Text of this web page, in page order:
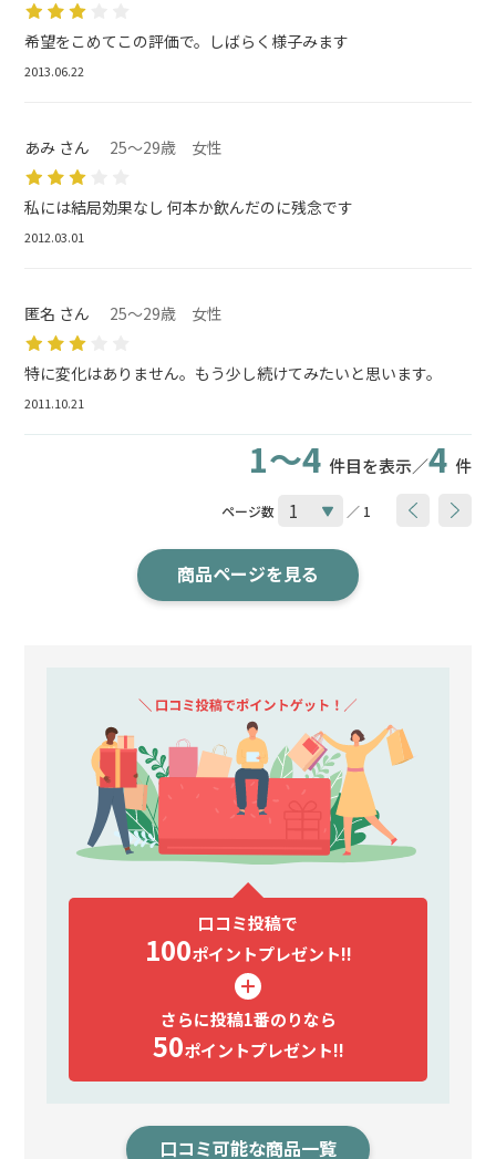
希望をこめてこの評価で。しばらく様子みます
2013.06.22
あみ さん 25～29歳 女性
私には結局効果なし 何本か飲んだのに残念です
2012.03.01
匿名 さん 25～29歳 女性
特に変化はありません。もう少し続けてみたいと思います。
2011.10.21
1～4 件目を表示／4 件
ページ数 ／ 1
商品ページを見る
口コミ投稿で
100ポイントプレゼント!!
さらに投稿1番のりなら
50ポイントプレゼント!!
口コミ可能な商品一覧